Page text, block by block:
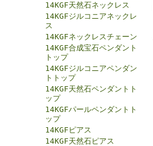
14KGF天然石ネックレス
14KGFジルコニアネックレ
ス
14KGFネックレスチェーン
14KGF合成宝石ペンダント
トップ
14KGFジルコニアペンダン
トトップ
14KGF天然石ペンダントト
ップ
14KGFパールペンダントト
ップ
14KGFピアス
14KGF天然石ピアス